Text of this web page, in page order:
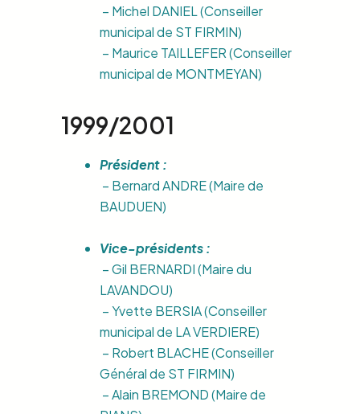
– Michel DANIEL (Conseiller
municipal de ST FIRMIN)
– Maurice TAILLEFER (Conseiller
municipal de MONTMEYAN)
1999/2001
Président :
– Bernard ANDRE (Maire de
BAUDUEN)
Vice-présidents :
– Gil BERNARDI (Maire du
LAVANDOU)
– Yvette BERSIA (Conseiller
municipal de LA VERDIERE)
– Robert BLACHE (Conseiller
Général de ST FIRMIN)
– Alain BREMOND (Maire de